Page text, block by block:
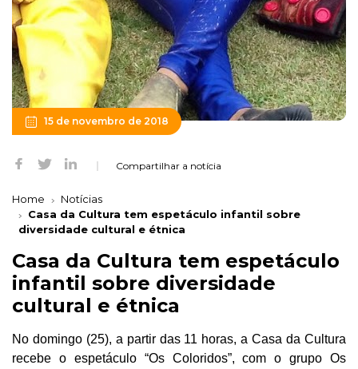
15 de novembro de 2018
Compartilhar a notícia
Home
Notícias
Casa da Cultura tem espetáculo infantil sobre
diversidade cultural e étnica
Casa da Cultura tem espetáculo
infantil sobre diversidade
cultural e étnica
No domingo (25), a partir das 11 horas, a Casa da Cultura
recebe o espetáculo “Os Coloridos”, com o grupo Os